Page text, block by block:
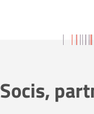
Socis,